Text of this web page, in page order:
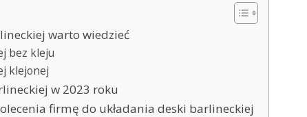
warto wiedzieć
bez kleju
klejonej
w 2023 roku
firmę do układania deski barlineckiej